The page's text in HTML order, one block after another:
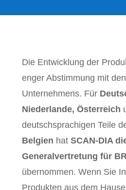
Die Entwicklung der
enger Abstimmung mit
Unternehmens. Für
Niederlande, Österreich
deutschsprachigen Teile
Belgien hat SCAN-DIA
Generalvertretung für
übernommen. Wenn Sie
Produkten aus dem Hause